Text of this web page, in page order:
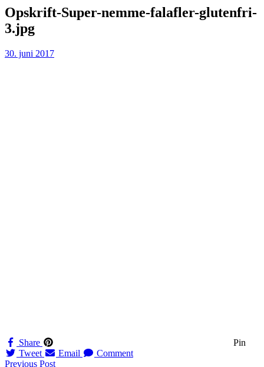
Skip
to
content
Opskrift-Super-nemme-falafler-glutenfri-
3.jpg
30. juni 2017
Share
Pin
Tweet
Email Comment
Previous Post